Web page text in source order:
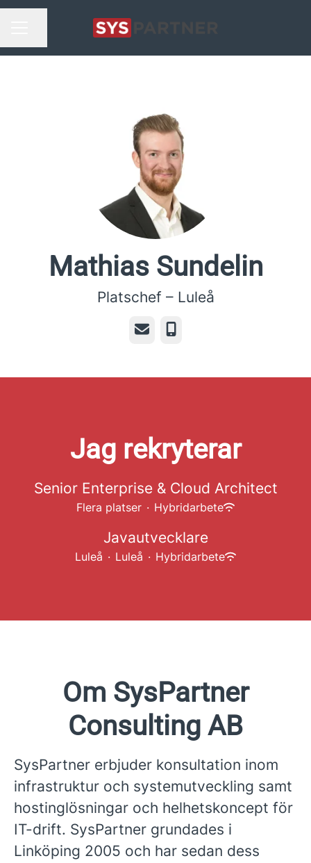
Mathias Sundelin
Platschef – Luleå
E-postTelefon
Jag rekryterar
Senior Enterprise & Cloud Architect
Flera platser · Hybridarbete
Javautvecklare
Luleå · Luleå · Hybridarbete
Om SysPartner
Consulting AB
SysPartner erbjuder konsultation inom
infrastruktur och systemutveckling samt
hostinglösningar och helhetskoncept för
IT-drift. SysPartner grundades i
Linköping 2005 och har sedan dess